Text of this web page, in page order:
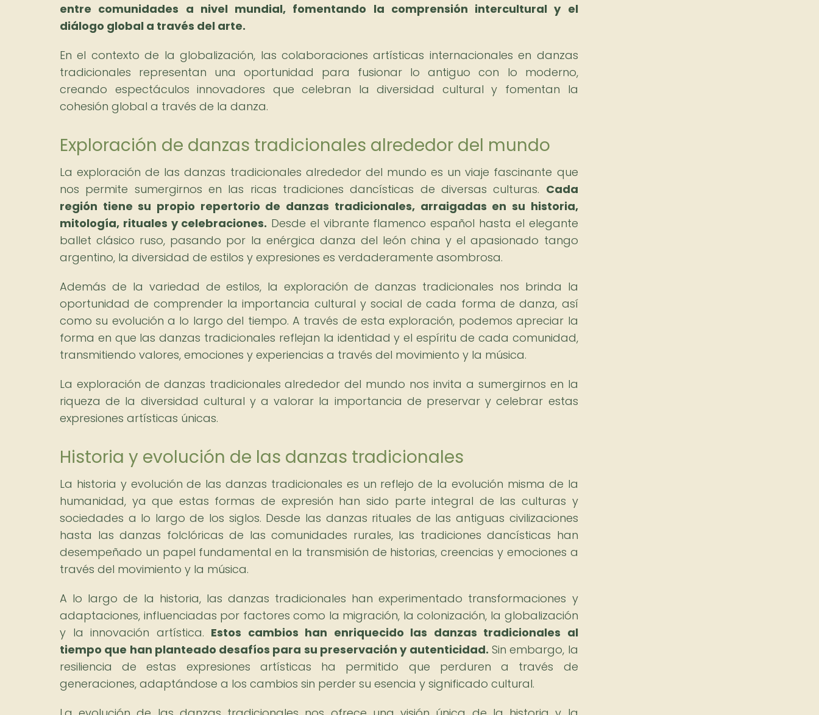
entre comunidades a nivel mundial, fomentando la comprensión intercultural y el
diálogo global a través del arte.
En el contexto de la globalización, las colaboraciones artísticas internacionales en danzas
tradicionales representan una oportunidad para fusionar lo antiguo con lo moderno,
creando espectáculos innovadores que celebran la diversidad cultural y fomentan la
cohesión global a través de la danza.
Exploración de danzas tradicionales alrededor del mundo
La exploración de las danzas tradicionales alrededor del mundo es un viaje fascinante que
nos permite sumergirnos en las ricas tradiciones dancísticas de diversas culturas. Cada
región tiene su propio repertorio de danzas tradicionales, arraigadas en su historia,
mitología, rituales y celebraciones. Desde el vibrante flamenco español hasta el elegante
ballet clásico ruso, pasando por la enérgica danza del león china y el apasionado tango
argentino, la diversidad de estilos y expresiones es verdaderamente asombrosa.
Además de la variedad de estilos, la exploración de danzas tradicionales nos brinda la
oportunidad de comprender la importancia cultural y social de cada forma de danza, así
como su evolución a lo largo del tiempo. A través de esta exploración, podemos apreciar la
forma en que las danzas tradicionales reflejan la identidad y el espíritu de cada comunidad,
transmitiendo valores, emociones y experiencias a través del movimiento y la música.
La exploración de danzas tradicionales alrededor del mundo nos invita a sumergirnos en la
riqueza de la diversidad cultural y a valorar la importancia de preservar y celebrar estas
expresiones artísticas únicas.
Historia y evolución de las danzas tradicionales
La historia y evolución de las danzas tradicionales es un reflejo de la evolución misma de la
humanidad, ya que estas formas de expresión han sido parte integral de las culturas y
sociedades a lo largo de los siglos. Desde las danzas rituales de las antiguas civilizaciones
hasta las danzas folclóricas de las comunidades rurales, las tradiciones dancísticas han
desempeñado un papel fundamental en la transmisión de historias, creencias y emociones a
través del movimiento y la música.
A lo largo de la historia, las danzas tradicionales han experimentado transformaciones y
adaptaciones, influenciadas por factores como la migración, la colonización, la globalización
y la innovación artística. Estos cambios han enriquecido las danzas tradicionales al
tiempo que han planteado desafíos para su preservación y autenticidad. Sin embargo, la
resiliencia de estas expresiones artísticas ha permitido que perduren a través de
generaciones, adaptándose a los cambios sin perder su esencia y significado cultural.